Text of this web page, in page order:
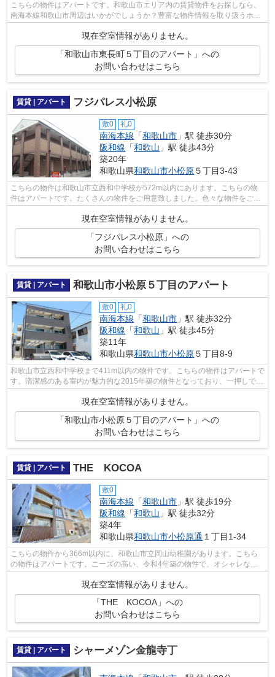
こちらの物件はアパートです。和歌山市エリア内の賃貸物件をお探しなら、
南海本線和歌山市周辺はいかがでしょうか？豊富な物件情報を取り扱うホー
現在空室情報がありません。
「和歌山市東長町５丁目のアパート」への
お問い合わせはこちら
賃貸 | アパート フジパレス小松原
敷0 礼0
南海本線 「和歌山市 」駅 徒歩30分
阪和線 「和歌山 」駅 徒歩43分
築20年
和歌山県和歌山市小松原５丁目3-43
こちらの物件は和歌山市立西和中学校が572m以内にあります。こちらの物
件はアパートです。たくさんの物件をご用意致しました。色々な物件をご覧
現在空室情報がありません。
「フジパレス小松原」への
お問い合わせはこちら
賃貸 | アパート 和歌山市小松原５丁目のアパート
敷0 礼0
南海本線 「和歌山市 」駅 徒歩32分
阪和線 「和歌山 」駅 徒歩45分
築11年
和歌山県和歌山市小松原５丁目8-9
和歌山市立西和中学校まで411m以内の物件です。こちらの物件はアパートで
す。清潔感のある室内が魅力的な2015年築の物件となっており、一押しで
す。和歌山市エリアの物件情報を数多く...
現在空室情報がありません。
「和歌山市小松原５丁目のアパート」への
お問い合わせはこちら
賃貸 | アパート THE KOCOA
敷0
南海本線 「和歌山市 」駅 徒歩19分
阪和線 「和歌山 」駅 徒歩32分
築4年
和歌山県和歌山市小松原通 １丁目1-34
こちらの物件から366m以内に、和歌山市立岡山幼稚園があります。こちら
の物件はアパートです。ニーズの高い、令和4年築の物件で、オシャレな室
内が魅力的。こちらでは南海本線和歌山市...
現在空室情報がありません。
「THE KOCOA」への
お問い合わせはこちら
賃貸 | アパート シャーメゾン金龍寺丁